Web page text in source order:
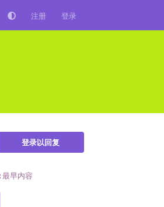
注册 登录
登录以回复
最早内容